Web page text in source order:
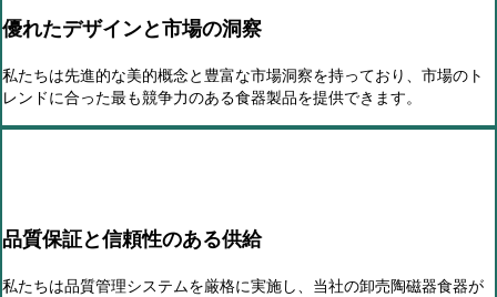
優れたデザインと市場の洞察
私たちは先進的な美的概念と豊富な市場洞察を持っており、市場のト
レンドに合った最も競争力のある食器製品を提供できます。
品質保証と信頼性のある供給
私たちは品質管理システムを厳格に実施し、当社の卸売陶磁器食器が